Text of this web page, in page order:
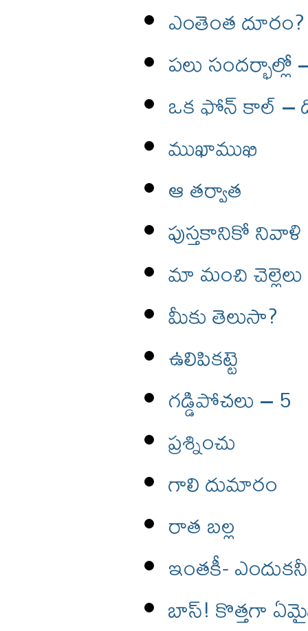
ఎంతెంత దూరం?
పలు సందర్భాల్లో
ఒక ఫోన్ కాల్ –
ముఖాముఖి
ఆ తర్వాత
పుస్తకానికో నివాళి
మా మంచి చెల్లెలు
మీకు తెలుసా?
ఉలిపికట్టె
గడ్డిపోచలు – 5
ప్రశ్నించు
గాలి దుమారం
రాత బల్ల
ఇంతకీ-
బాస్! కొత్తగా